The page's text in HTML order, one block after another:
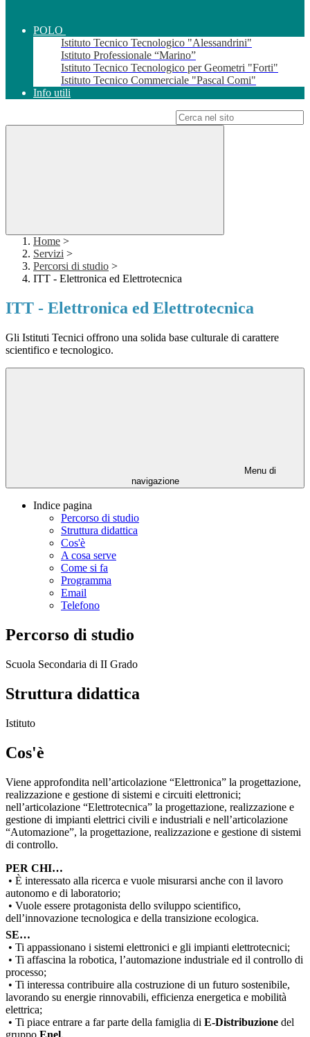
POLO
Istituto Tecnico Tecnologico "Alessandrini"
Istituto Professionale “Marino”
Istituto Tecnico Tecnologico per Geometri "Forti"
Istituto Tecnico Commerciale "Pascal Comi"
Info utili
Home >
Servizi >
Percorsi di studio >
ITT - Elettronica ed Elettrotecnica
ITT - Elettronica ed Elettrotecnica
Gli Istituti Tecnici offrono una solida base culturale di carattere
scientifico e tecnologico.
Menu di
navigazione
Indice pagina
Percorso di studio
Struttura didattica
Cos'è
A cosa serve
Come si fa
Programma
Email
Telefono
Percorso di studio
Scuola Secondaria di II Grado
Struttura didattica
Istituto
Cos'è
Viene approfondita nell’articolazione “Elettronica” la progettazione,
realizzazione e gestione di sistemi e circuiti elettronici;
nell’articolazione “Elettrotecnica” la progettazione, realizzazione e
gestione di impianti elettrici civili e industriali e nell’articolazione
“Automazione”, la progettazione, realizzazione e gestione di sistemi
di controllo.
PER CHI…
• È interessato alla ricerca e vuole misurarsi anche con il lavoro
autonomo e di laboratorio;
• Vuole essere protagonista dello sviluppo scientifico,
dell’innovazione tecnologica e della transizione ecologica.
SE…
• Ti appassionano i sistemi elettronici e gli impianti elettrotecnici;
• Ti affascina la robotica, l’automazione industriale ed il controllo di
processo;
• Ti interessa contribuire alla costruzione di un futuro sostenibile,
lavorando su energie rinnovabili, efficienza energetica e mobilità
elettrica;
• Ti piace entrare a far parte della famiglia di E-Distribuzione del